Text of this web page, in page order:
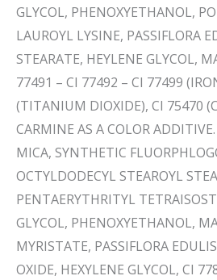
GLYCOL, PHENOXYETHANOL,
LAUROYL LYSINE, PASSIFLORA
STEARATE, HEYLENE GLYCOL,
77491 – CI 77492 – CI 77499
(TITANIUM DIOXIDE), CI 75470
CARMINE AS A COLOR
MICA, SYNTHETIC
OCTYLDODECYL STEAROYL
PENTAERYTHRITYL
GLYCOL, PHENOXYETHANOL,
MYRISTATE, PASSIFLORA
OXIDE, HEXYLENE GLYCOL, CI